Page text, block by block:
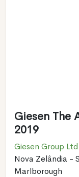
Giesen The
2019
Giesen Group Ltd
Nova Zelândia -
Marlborough